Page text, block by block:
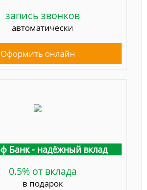
запись звонков
автоматически
Оформить онлайн
Банк - надёжный вклад
0.5% от вклада
в подарок